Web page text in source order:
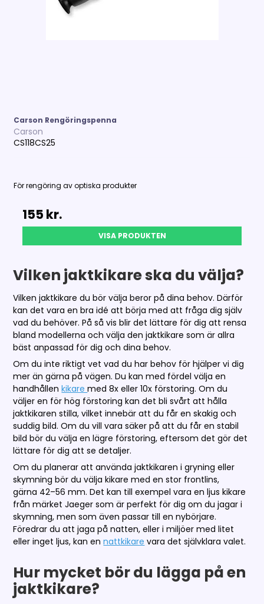
Carson Rengöringspenna
Carson
CS118CS25
För rengöring av optiska produkter
155 kr.
VISA PRODUKTEN
Vilken jaktkikare ska du välja?
Vilken jaktkikare du bör välja beror på dina behov. Därför
kan det vara en bra idé att börja med att fråga dig själv
vad du behöver. På så vis blir det lättare för dig att rensa
bland modellerna och välja den jaktkikare som är allra
bäst anpassad för dig och dina behov.
Om du inte riktigt vet vad du har behov för hjälper vi dig
mer än gärna på vägen. Du kan med fördel välja en
handhållenkikaremed 8x eller 10x förstoring. Om du
väljer en för hög förstoring kan det bli svårt att hålla
jaktkikaren stilla, vilket innebär att du får en skakig och
suddig bild. Om du vill vara säker på att du får en stabil
bild bör du välja en lägre förstoring, eftersom det gör det
lättare för dig att se detaljer.
Om du planerar att använda jaktkikaren i gryning eller
skymning bör du välja kikare med en stor frontlins,
gärna 42–56 mm. Det kan till exempel vara en ljus kikare
från märket Jaeger som är perfekt för dig om du jagar i
skymning, men som även passar till en nybörjare.
Föredrar du att jaga på natten, eller i miljöer med litet
eller inget ljus, kan ennattkikare vara det självklara valet.
Hur mycket bör du lägga på en
jaktkikare?